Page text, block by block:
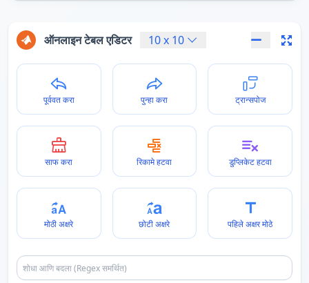
ऑनलाइन टेबल एडिटर 10x 10
पूर्ववत करा पुन्हा करा ट्रान्सपोज
साफ करा रिकामे हटवा डुप्लिकेट हटवा
मोठी अक्षरे छोटी अक्षरे पहिले अक्षर मोठे